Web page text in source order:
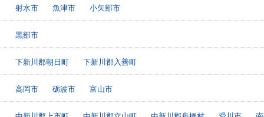
射水市 魚津市 小矢部市
黒部市
下新川郡朝日町 下新川郡入善町
高岡市 砺波市 富山市